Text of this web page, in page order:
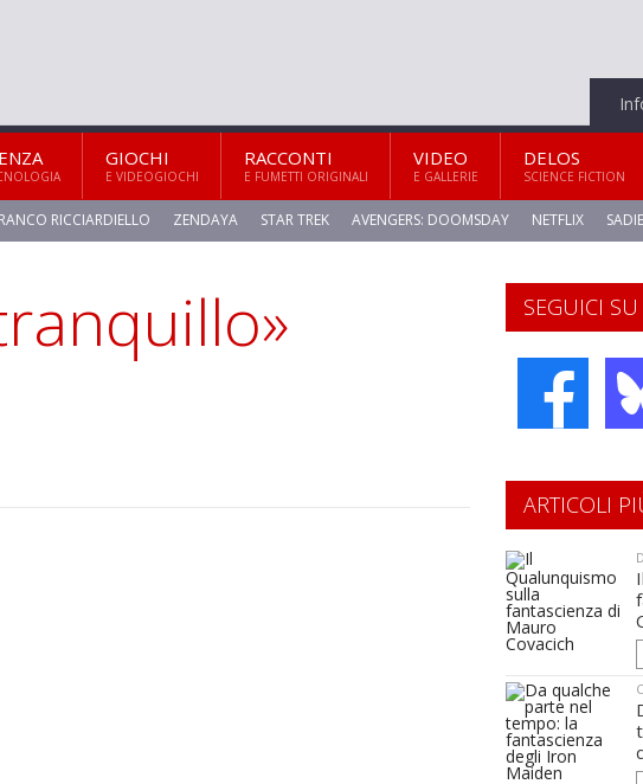
GIOCHI
E VIDEOGIOCHI
RACCONTI
E FUMETTI ORIGINALI
VIDEO
E GALLERIE
DELOS
SCIENCE FICTION
RICCIARDIELLO ZENDAYA STAR TREK AVENGERS: DOOMSDAY NETFLIX
SEGUICI SU
ARTICOLI